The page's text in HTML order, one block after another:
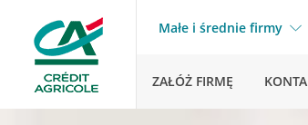
Małe i średnie firmy
ZAŁÓŻ FIRMĘ KONTA